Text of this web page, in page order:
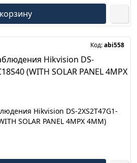
Код:abi558
Hikvision DS-2XS2T47G1-
SOLAR PANEL 4MPX 4MM)